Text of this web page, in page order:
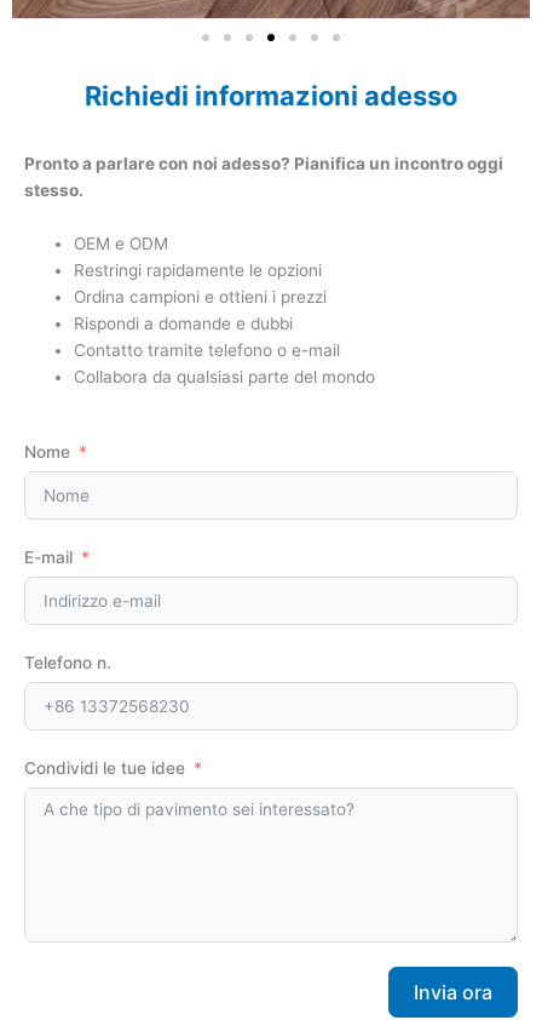
Richiedi informazioni adesso
Pronto a parlare con noi adesso? Pianifica un incontro oggi
stesso.
OEM e ODM
Restringi rapidamente le opzioni
Ordina campioni e ottieni i prezzi
Rispondi a domande e dubbi
Contatto tramite telefono o e-mail
Collabora da qualsiasi parte del mondo
Nome
E-mail
Telefono n.
Condividi le tue idee
Invia ora